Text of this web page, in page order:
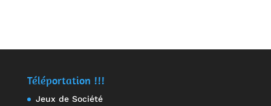
Téléportation !!!
Jeux de Société